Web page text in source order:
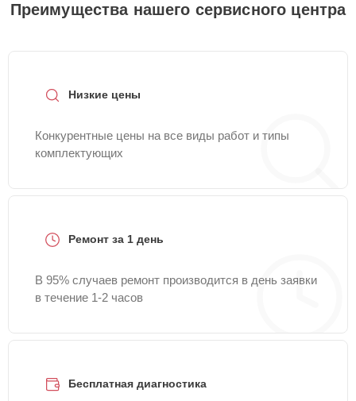
Преимущества нашего сервисного центра
Низкие цены
Конкурентные цены на все виды работ и типы
комплектующих
Ремонт за 1 день
В 95% случаев ремонт производится в день заявки
в течение 1-2 часов
Бесплатная диагностика